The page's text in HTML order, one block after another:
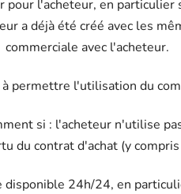
l'acheteur, en
a déjà été créé avec les
commerciale avec l'acheteur.
permettre l'utilisation du
si : l'acheteur n'utilise
du contrat d'achat (y
24h/24, en